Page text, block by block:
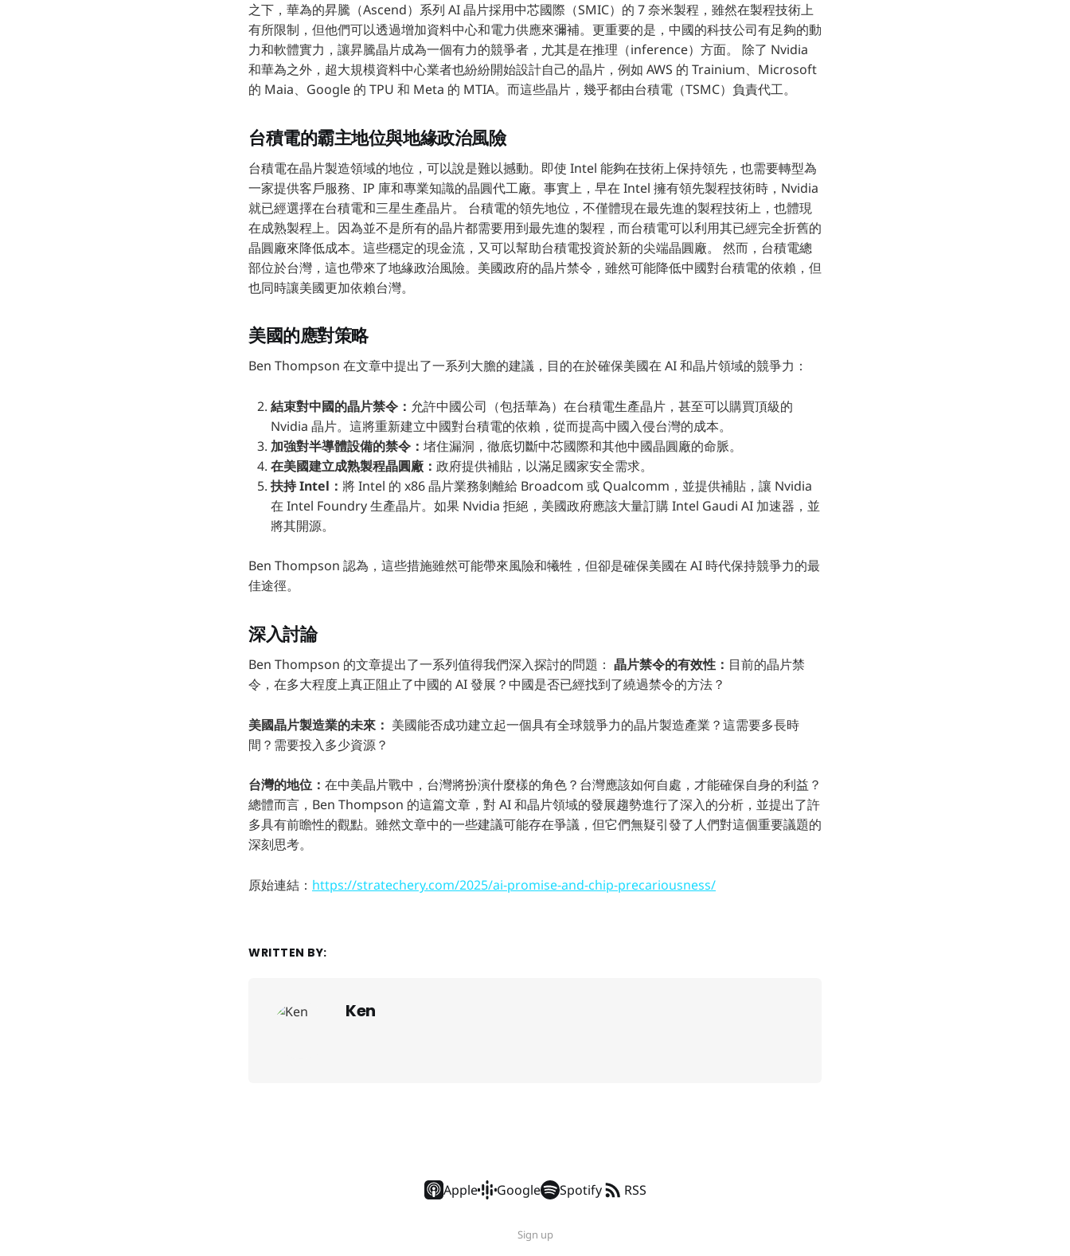
之下，華為的昇騰（Ascend）系列 AI 晶片採用中芯國際（SMIC）的 7 奈米製程，雖然在製程技術上
有所限制，但他們可以透過增加資料中心和電力供應來彌補。更重要的是，中國的科技公司有足夠的動
力和軟體實力，讓昇騰晶片成為一個有力的競爭者，尤其是在推理（inference）方面。 除了 Nvidia
和華為之外，超大規模資料中心業者也紛紛開始設計自己的晶片，例如 AWS 的 Trainium、Microsoft
的 Maia、Google 的 TPU 和 Meta 的 MTIA。而這些晶片，幾乎都由台積電（TSMC）負責代工。
台積電的霸主地位與地緣政治風險
台積電在晶片製造領域的地位，可以說是難以撼動。即使 Intel 能夠在技術上保持領先，也需要轉型為
一家提供客戶服務、IP 庫和專業知識的晶圓代工廠。事實上，早在 Intel 擁有領先製程技術時，Nvidia
就已經選擇在台積電和三星生產晶片。 台積電的領先地位，不僅體現在最先進的製程技術上，也體現
在成熟製程上。因為並不是所有的晶片都需要用到最先進的製程，而台積電可以利用其已經完全折舊的
晶圓廠來降低成本。這些穩定的現金流，又可以幫助台積電投資於新的尖端晶圓廠。 然而，台積電總
部位於台灣，這也帶來了地緣政治風險。美國政府的晶片禁令，雖然可能降低中國對台積電的依賴，但
也同時讓美國更加依賴台灣。
美國的應對策略
Ben Thompson 在文章中提出了一系列大膽的建議，目的在於確保美國在 AI 和晶片領域的競爭力：
結束對中國的晶片禁令： 允許中國公司（包括華為）在台積電生產晶片，甚至可以購買頂級的
Nvidia 晶片。這將重新建立中國對台積電的依賴，從而提高中國入侵台灣的成本。
加強對半導體設備的禁令： 堵住漏洞，徹底切斷中芯國際和其他中國晶圓廠的命脈。
在美國建立成熟製程晶圓廠： 政府提供補貼，以滿足國家安全需求。
扶持 Intel： 將 Intel 的 x86 晶片業務剝離給 Broadcom 或 Qualcomm，並提供補貼，讓 Nvidia
在 Intel Foundry 生產晶片。如果 Nvidia 拒絕，美國政府應該大量訂購 Intel Gaudi AI 加速器，並
將其開源。
Ben Thompson 認為，這些措施雖然可能帶來風險和犧牲，但卻是確保美國在 AI 時代保持競爭力的最
佳途徑。
深入討論
Ben Thompson 的文章提出了一系列值得我們深入探討的問題： 晶片禁令的有效性： 目前的晶片禁
令，在多大程度上真正阻止了中國的 AI 發展？中國是否已經找到了繞過禁令的方法？
美國晶片製造業的未來： 美國能否成功建立起一個具有全球競爭力的晶片製造產業？這需要多長時
間？需要投入多少資源？
台灣的地位： 在中美晶片戰中，台灣將扮演什麼樣的角色？台灣應該如何自處，才能確保自身的利益？
總體而言，Ben Thompson 的這篇文章，對 AI 和晶片領域的發展趨勢進行了深入的分析，並提出了許
多具有前瞻性的觀點。雖然文章中的一些建議可能存在爭議，但它們無疑引發了人們對這個重要議題的
深刻思考。
原始連結： https://stratechery.com/2025/ai-promise-and-chip-precariousness/
WRITTEN BY:
Ken
Apple Google Spotify RSS
Sign up